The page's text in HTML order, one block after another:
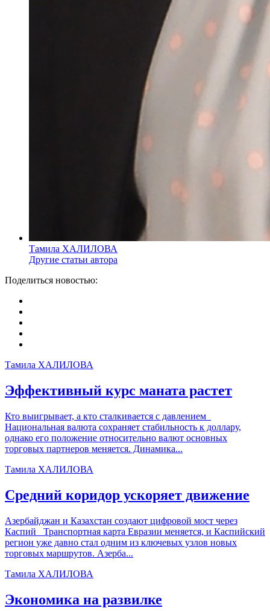
Тамила ХАЛИЛОВА
Другие статьи автора
Поделиться новостью:
Тамила ХАЛИЛОВА
Эффективный курс маната растет
Кто выигрывает, а кто сталкивается с давлением
Национальная валюта сохраняет стабильность к доллару,
однако его положение относительно валют основных
торговых партнеров меняется. Динамика...
Тамила ХАЛИЛОВА
Средний коридор ускоряет движение
Азербайджан и Казахстан создают цифровой мост через
Каспий Транспортная карта Евразии меняется, и Каспийский
регион уже давно стал одним из ключевых узлов новых
торговых маршрутов. Азерба...
Тамила ХАЛИЛОВА
Экономика на развилке